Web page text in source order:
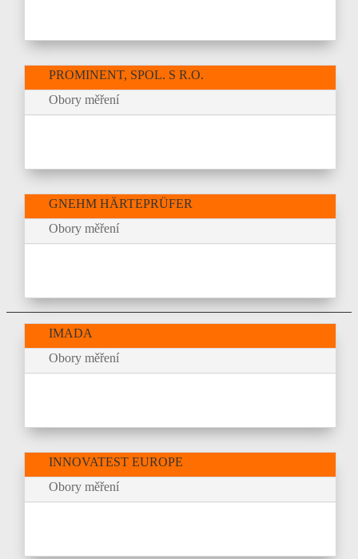
PROMINENT, SPOL. S R.O.
Obory měření
GNEHM HÄRTEPRÜFER
Obory měření
IMADA
Obory měření
INNOVATEST EUROPE
Obory měření